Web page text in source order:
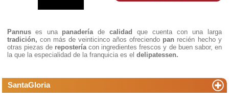
Pannus es una panadería de calidad que cuenta con una larga
tradición, con más de veinticinco años ofreciendo pan recién hecho y
otras piezas de repostería con ingredientes frescos y de buen sabor, en
la que la especialidad de la franquicia es el delipatessen.
SantaGloria